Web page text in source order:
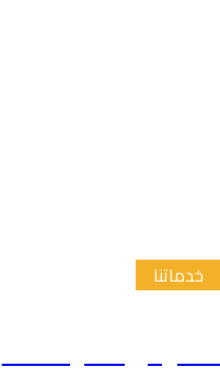
خدماتنا
تلخيص الدراسات